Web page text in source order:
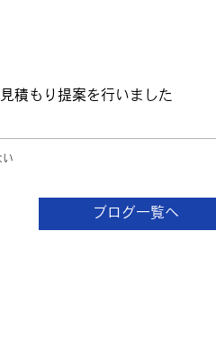
積もり提案を行いました
ブログ一覧へ